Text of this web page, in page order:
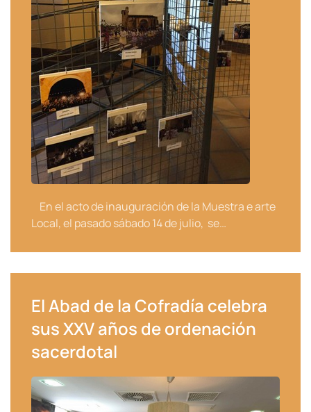
En el acto de inauguración de la Muestra e arte
Local, el pasado sábado 14 de julio, se…
El Abad de la Cofradía celebra
sus XXV años de ordenación
sacerdotal